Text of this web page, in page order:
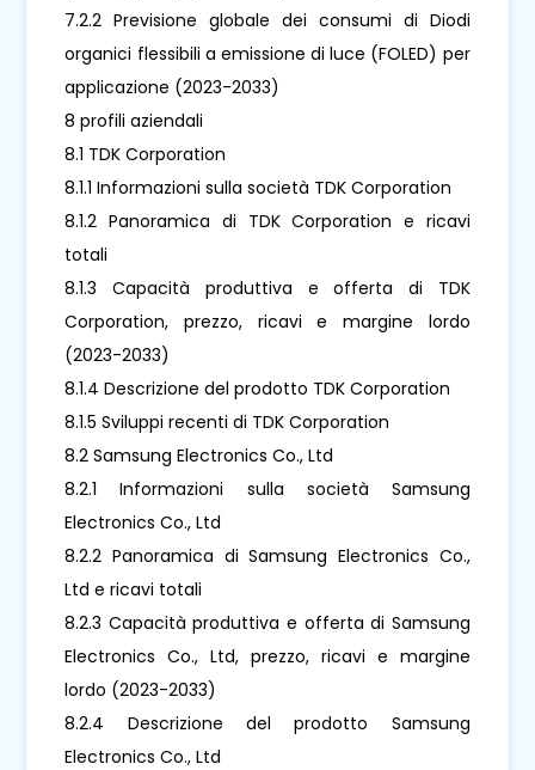
7.2.2 Previsione globale dei consumi di Diodi
organici flessibili a emissione di luce (FOLED) per
applicazione (2023-2033)
8 profili aziendali
8.1 TDK Corporation
8.1.1 Informazioni sulla società TDK Corporation
8.1.2 Panoramica di TDK Corporation e ricavi
totali
8.1.3 Capacità produttiva e offerta di TDK
Corporation, prezzo, ricavi e margine lordo
(2023-2033)
8.1.4 Descrizione del prodotto TDK Corporation
8.1.5 Sviluppi recenti di TDK Corporation
8.2 Samsung Electronics Co., Ltd
8.2.1 Informazioni sulla società Samsung
Electronics Co., Ltd
8.2.2 Panoramica di Samsung Electronics Co.,
Ltd e ricavi totali
8.2.3 Capacità produttiva e offerta di Samsung
Electronics Co., Ltd, prezzo, ricavi e margine
lordo (2023-2033)
8.2.4 Descrizione del prodotto Samsung
Electronics Co., Ltd